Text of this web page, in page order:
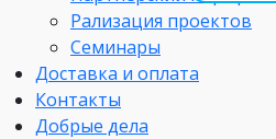
Рализация проектов
Семинары
Доставка и оплата
Контакты
Добрые дела